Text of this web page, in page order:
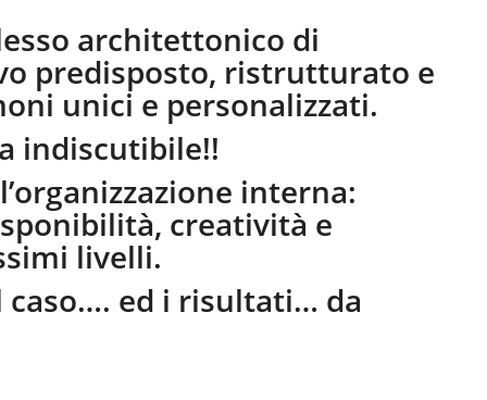
architettonico di
predisposto, ristrutturato e
unici e personalizzati.
indiscutibile!!
interna:
creatività e
livelli.
caso…. ed i risultati… da